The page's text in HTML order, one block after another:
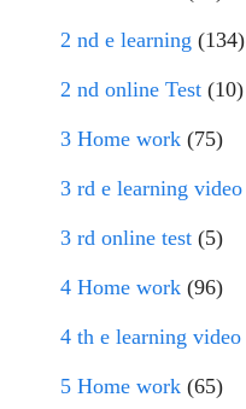
2 nd e learning (134)
2 nd online Test (10)
3 Home work (75)
3 rd e learning video
3 rd online test (5)
4 Home work (96)
4 th e learning video
5 Home work (65)